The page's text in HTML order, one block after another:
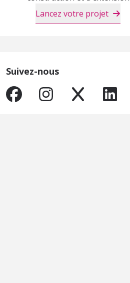
Lancez votre projet
Suivez-nous